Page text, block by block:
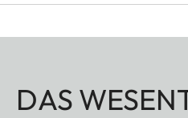
DAS